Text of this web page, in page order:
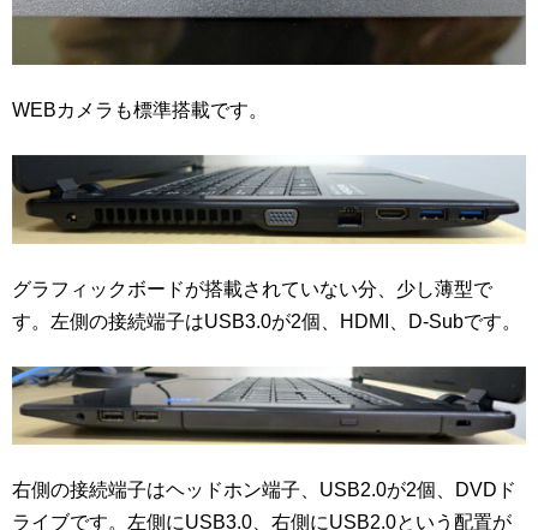
WEBカメラも標準搭載です。
グラフィックボードが搭載されていない分、少し薄型で
す。左側の接続端子はUSB3.0が2個、HDMI、D-Subです。
右側の接続端子はヘッドホン端子、USB2.0が2個、DVDド
ライブです。左側にUSB3.0、右側にUSB2.0という配置が